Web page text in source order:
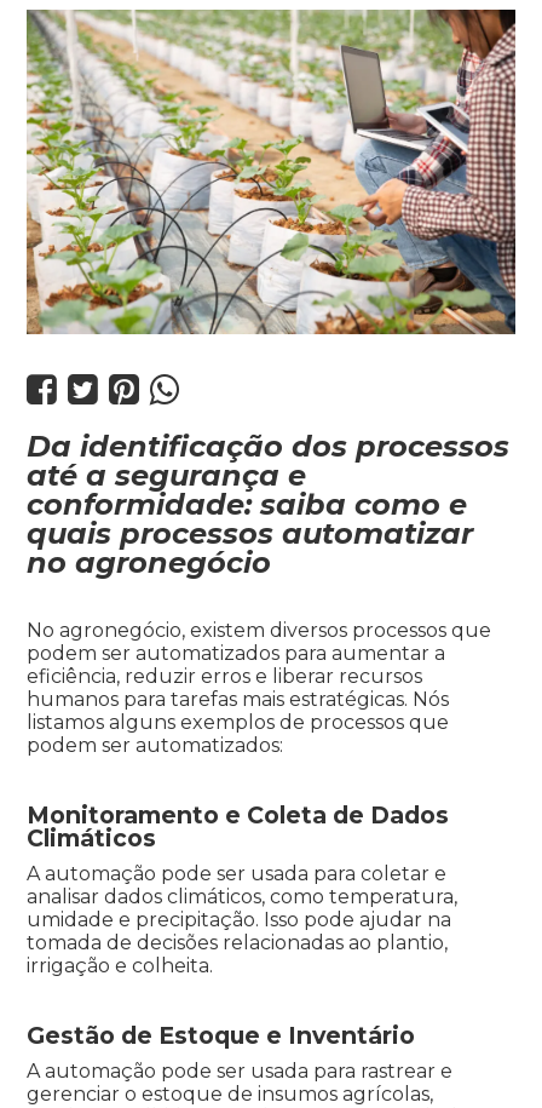
   
Da identificação dos processos
até a segurança e
conformidade: saiba como e
quais processos automatizar
no agronegócio
No agronegócio, existem diversos processos que
podem ser automatizados para aumentar a
eficiência, reduzir erros e liberar recursos
humanos para tarefas mais estratégicas. Nós
listamos alguns exemplos de processos que
podem ser automatizados:
Monitoramento e Coleta de Dados
Climáticos
A automação pode ser usada para coletar e
analisar dados climáticos, como temperatura,
umidade e precipitação. Isso pode ajudar na
tomada de decisões relacionadas ao plantio,
irrigação e colheita.
Gestão de Estoque e Inventário
A automação pode ser usada para rastrear e
gerenciar o estoque de insumos agrícolas,